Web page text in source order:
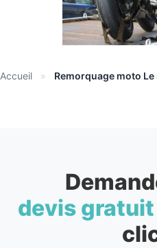
Accueil » Remorquage moto
devis gratuit